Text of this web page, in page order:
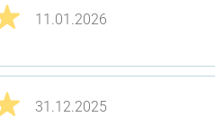
11.01.2026
31.12.2025